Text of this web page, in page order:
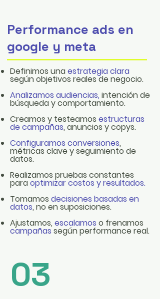
Performance ads en
google y meta
Definimos unaestrategia clara
según objetivos reales de negocio.
Analizamos audiencias, intención de
búsqueda y comportamiento.
Creamos y testeamos estructuras
de campañas, anuncios y copys.
Configuramos conversiones,
métricas clave y seguimiento de
datos.
Realizamos pruebas constantes
paraoptimizar costos y resultados.
Tomamos decisiones basadas en
datos, no en suposiciones.
Ajustamos, escalamos o frenamos
campañas según performance real.
03